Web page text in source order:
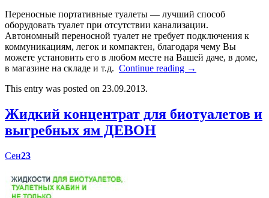
Переносные портативные туалеты — лучший способ
оборудовать туалет при отсутствии канализации.
Автономный переносной туалет не требует подключения к
коммуникациям, легок и компактен, благодаря чему Вы
можете установить его в любом месте на Вашей даче, в доме,
в магазине на складе и т.д. Continue reading →
This entry was posted on 23.09.2013.
Жидкий концентрат для биотуалетов и
выгребных ям ДЕВОН
Сен23